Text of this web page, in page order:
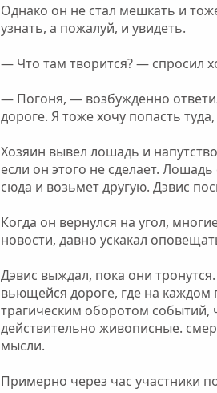
Однако он не стал мешкать и
узнать, а пожалуй, и увидеть.
— Что там творится? — спросил
— Погоня, — возбужденно
дороге. Я тоже хочу попасть
Хозяин вывел лошадь и
если он этого не сделает.
сюда и возьмет другую. Дэвис
Когда он вернулся на угол,
новости, давно ускакал
Дэвис выждал, пока они
вьющейся дороге, где на каждом
трагическим оборотом
действительно живописные.
мысли.
Примерно через час участники